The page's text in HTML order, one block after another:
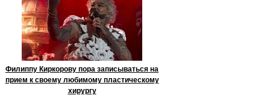
Филиппу Киркорову пора записываться на
прием к своему любимому пластическому
хирургу